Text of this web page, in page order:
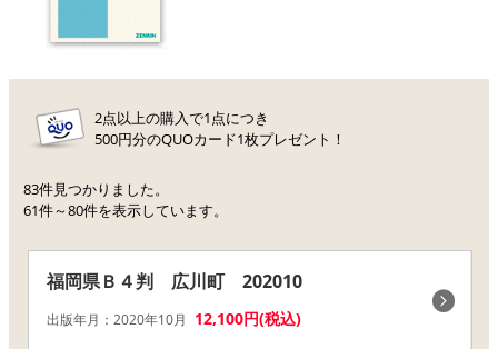
2点以上の購入で1点につき
500円分のQUOカード1枚プレゼント！
83件見つかりました。
61件～80件を表示しています。
福岡県Ｂ４判 広川町 202010
出版年月：2020年10月 12,100円(税込)